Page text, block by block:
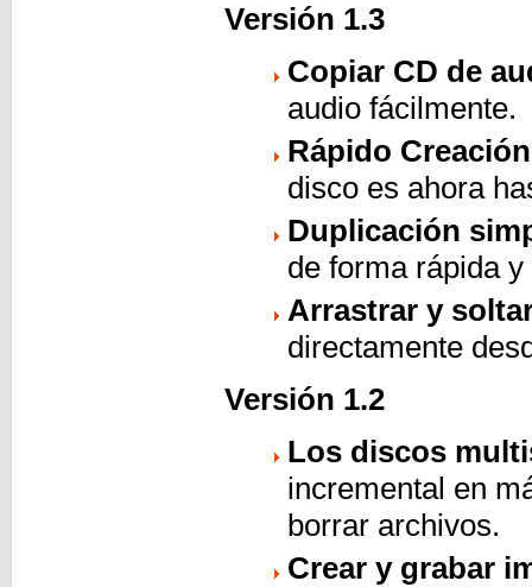
Versión 1.3
Copiar CD de
audio fácilmente.
Rápido
disco es ahora
Duplicación
de forma rápida
Arrastrar y
directamente
Versión 1.2
Los discos
incremental en
borrar archivos.
Crear y grabar